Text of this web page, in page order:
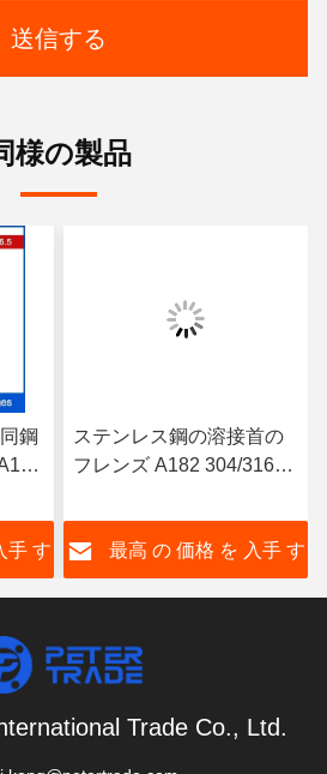
送信する
様の製品
鋼
手 す
ステンレス鋼の溶接首の
フレンズ A182 304/316L
ANSI B16.5 150級
最高 の 価格 を 入手 す
Trade Co., Ltd.